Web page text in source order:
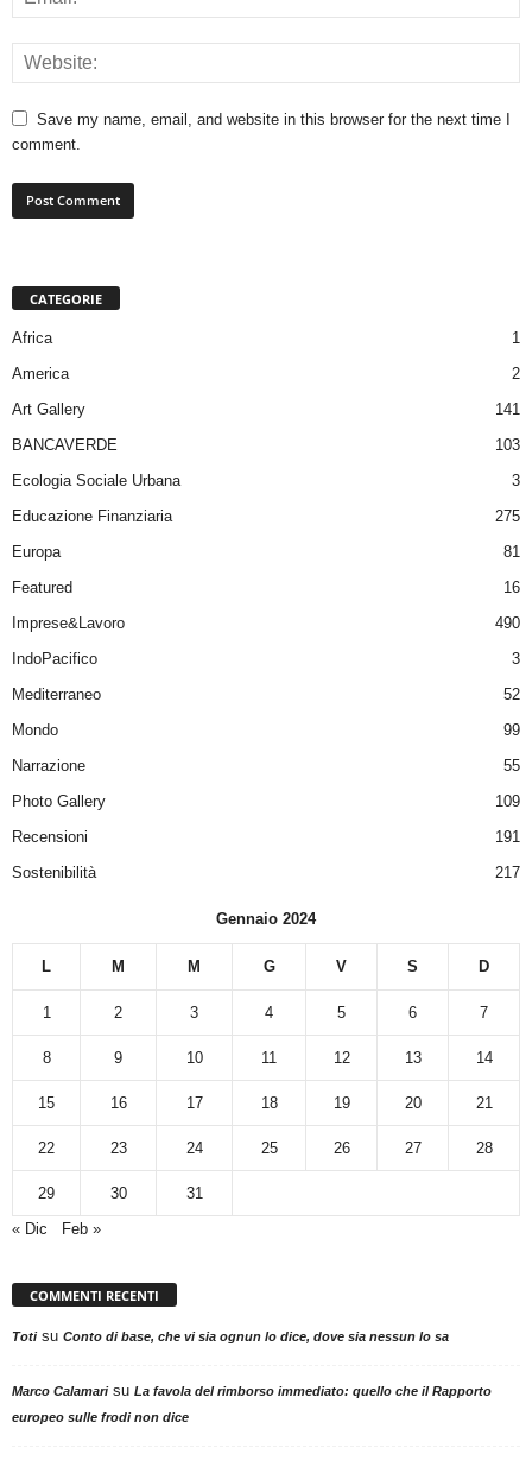
Save my name, email, and website in this browser for the next time I
comment.
CATEGORIE
Africa
1
America
2
Art Gallery
141
BANCAVERDE
103
Ecologia Sociale Urbana
3
Educazione Finanziaria
275
Europa
81
Featured
16
Imprese&Lavoro
490
IndoPacifico
3
Mediterraneo
52
Mondo
99
Narrazione
55
Photo Gallery
109
Recensioni
191
Sostenibilità
217
Gennaio 2024
L M M G V S D
1 2 3 4 5 6 7
8 9 10 11 12 13 14
15 16 17 18 19 20 21
22 23 24 25 26 27 28
29 30
31
« Dic
Feb »
COMMENTI RECENTI
Totisu Conto di base, che vi sia ognun lo dice, dove sia nessun lo sa
Marco Calamarisu La favola del rimborso immediato: quello che il Rapporto
europeo sulle frodi non dice